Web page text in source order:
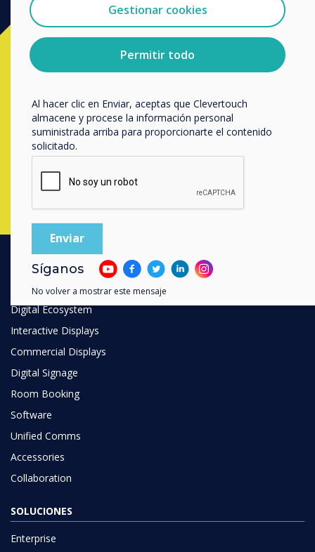
Ready to buy?
completing the form below
Digital Ecosystem
Interactive Displays
Commercial Displays
Digital Signage
Room Booking
Software
Unified Comms
Accessories
Collaboration
SOLUCIONES
Enterprise
Gestionar cookies
Permitir todo
Puedes darte de baja de estas comunicaciones en
cualquier momento. Para obtener más información
sobre cómo darte de baja, nuestras prácticas de
privacidad y cómo nos comprometemos a proteger y
respetar tu privacidad, consulta nuestra
Al hacer clic en Enviar, aceptas que Clevertouch
almacene y procese la información personal
suministrada arriba para proporcionarte el contenido
solicitado.
Síganos
No volver a mostrar este mensaje